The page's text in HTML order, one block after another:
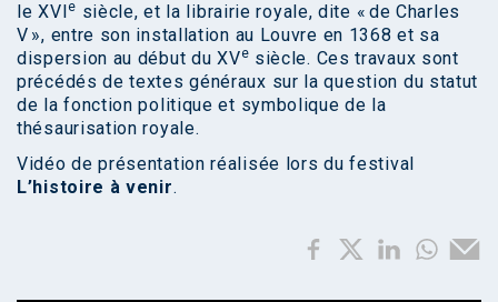
le XVIe siècle, et la librairie royale, dite « de Charles
V », entre son installation au Louvre en 1368 et sa
dispersion au début du XVe siècle. Ces travaux sont
précédés de textes généraux sur la question du statut
de la fonction politique et symbolique de la
thésaurisation royale.
Vidéo de présentation réalisée lors du festival
L’histoire à venir.